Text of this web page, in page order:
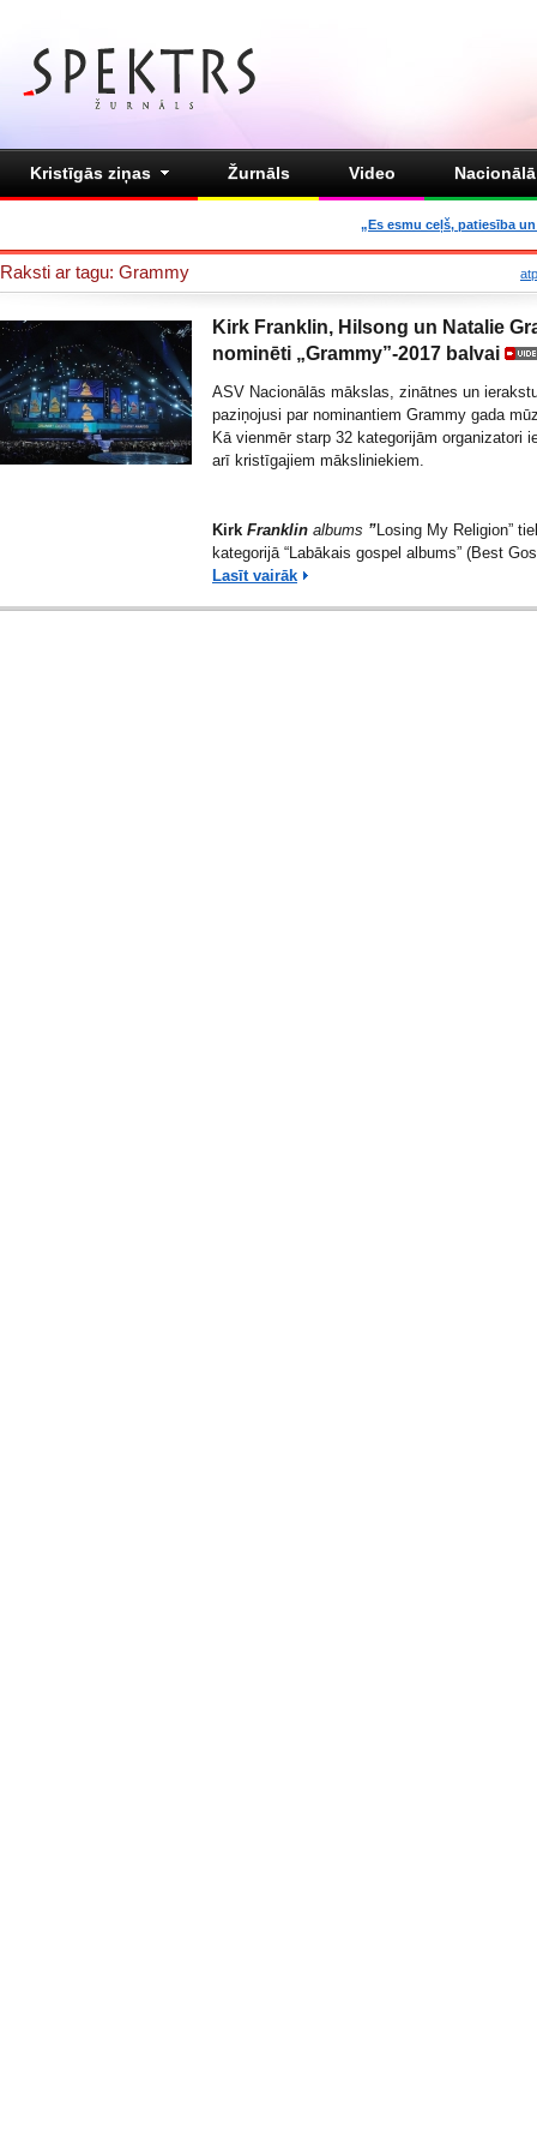
Kristīgās ziņas Žurnāls Video
„Es esmu ceļš, patiesība
Raksti ar tagu: Grammy
Kirk Franklin, Hilsong un Natalie
nominēti „Grammy”-2017 balvai
ASV Nacionālās mākslas, zinātnes un
paziņojusi par nominantiem Grammy gada
Kā vienmēr starp 32 kategorijām organizatori
arī kristīgajiem māksliniekiem.
Kirk Franklin albums ”Losing My Religion”
kategorijā “Labākais gospel albums” (Best
Lasīt vairāk